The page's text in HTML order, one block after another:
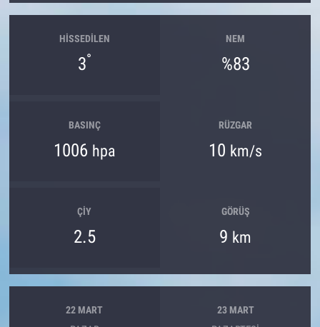
HISSEDILEN
3°
NEM
%83
BASINÇ
1006 hpa
RÜZGAR
10 km/s
ÇIY
2.5
GÖRÜŞ
9 km
22 MART 23 MART